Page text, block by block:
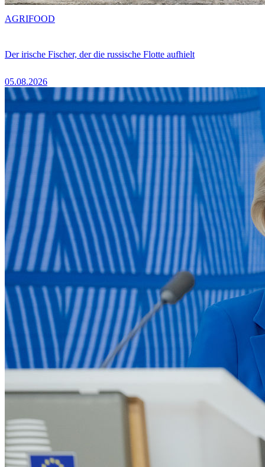
Der irische Fischer, der die russische Flotte aufhielt
05.08.2026
AGRIFOOD